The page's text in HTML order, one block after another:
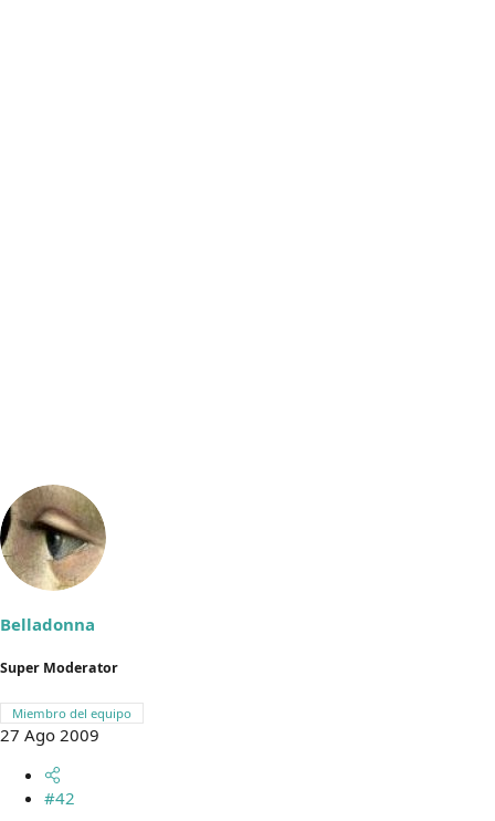
Belladonna
Super Moderator
Miembro del equipo
27 Ago 2009
#42